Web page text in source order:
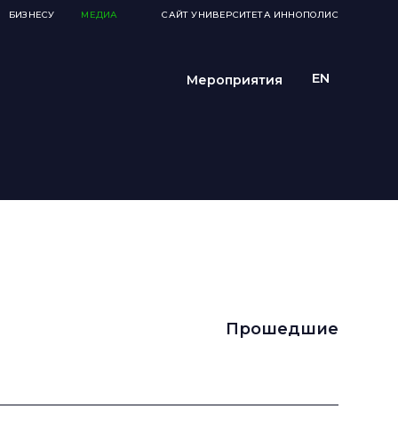
Прошедшие
БИЗНЕСУ МЕДИА САЙТ УНИВЕРСИТЕТА ИННОПОЛИС
Мероприятия